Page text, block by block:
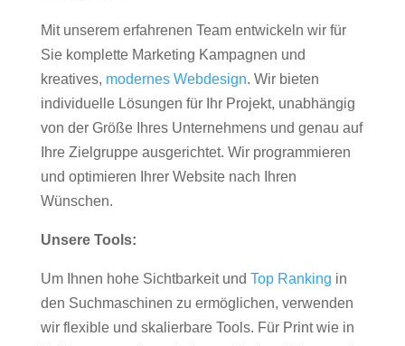
Mit unserem erfahrenen Team entwickeln wir für
Sie komplette Marketing Kampagnen und
kreatives, modernes Webdesign. Wir bieten
individuelle Lösungen für Ihr Projekt, unabhängig
von der Größe Ihres Unternehmens und genau auf
Ihre Zielgruppe ausgerichtet. Wir programmieren
und optimieren Ihrer Website nach Ihren
Wünschen.
Unsere Tools:
Um Ihnen hohe Sichtbarkeit und Top Ranking in
den Suchmaschinen zu ermöglichen, verwenden
wir flexible und skalierbare Tools. Für Print wie in